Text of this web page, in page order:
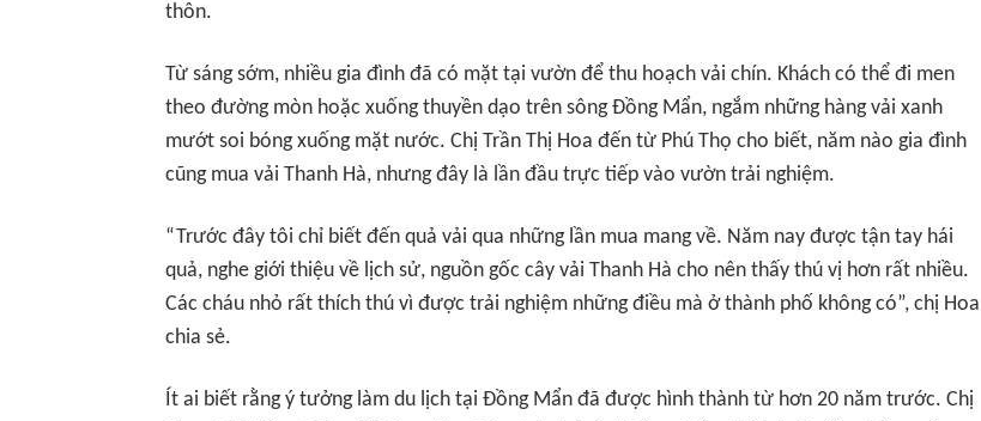
thôn.
Từ sáng sớm, nhiều gia đình đã có mặt tại vườn để thu hoạch vải chín. Khách có thể đi men
theo đường mòn hoặc xuống thuyền dạo trên sông Đồng Mẩn, ngắm những hàng vải xanh
mướt soi bóng xuống mặt nước. Chị Trần Thị Hoa đến từ Phú Thọ cho biết, năm nào gia đình
cũng mua vải Thanh Hà, nhưng đây là lần đầu trực tiếp vào vườn trải nghiệm.
“Trước đây tôi chỉ biết đến quả vải qua những lần mua mang về. Năm nay được tận tay hái
quả, nghe giới thiệu về lịch sử, nguồn gốc cây vải Thanh Hà cho nên thấy thú vị hơn rất nhiều.
Các cháu nhỏ rất thích thú vì được trải nghiệm những điều mà ở thành phố không có”, chị Hoa
chia sẻ.
Ít ai biết rằng ý tưởng làm du lịch tại Đồng Mẩn đã được hình thành từ hơn 20 năm trước. Chị